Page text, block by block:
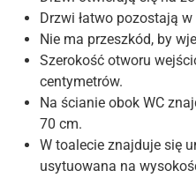
Drzwi łatwo pozostają
Nie ma przeszkód, by
Szerokość otworu
centymetrów.
Na ścianie obok WC
70 cm.
W toalecie znajduje się
usytuowana na